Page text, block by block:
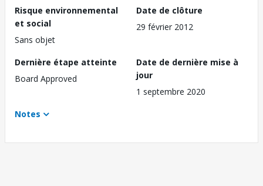
Risque environnemental
et social
Sans objet
Date de clôture
29 février 2012
Dernière étape atteinte
Board Approved
Date de dernière mise à
jour
1 septembre 2020
Notes